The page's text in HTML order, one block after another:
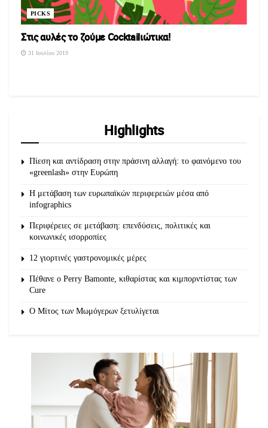
PICKS
Στις αυλές το ζούμε Cocktailιώτικα!
31 Ιουλίου 2019
Highlights
Πίεση και αντίδραση στην πράσινη αλλαγή: το φαινόμενο του
«greenlash» στην Ευρώπη
Η μετάβαση των ευρωπαϊκών περιφερειών μέσα από
infographics
Περιφέρειες σε μετάβαση: επενδύσεις, πολιτικές και
κοινωνικές ισορροπίες
12 γιορτινές γαστρονομικές μέρες
Πέθανε ο Perry Bamonte, κιθαρίστας και κιμπορντίστας των
Cure
O Μίτος των Μωμόγερων ξετυλίγεται